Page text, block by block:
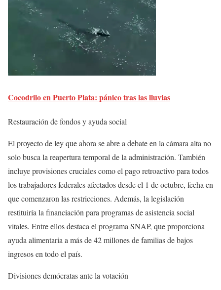
Cocodrilo en Puerto Plata: pánico tras las lluvias
Restauración de fondos y ayuda social
El proyecto de ley que ahora se abre a debate en la cámara alta no
solo busca la reapertura temporal de la administración. También
incluye provisiones cruciales como el pago retroactivo para todos
los trabajadores federales afectados desde el 1 de octubre, fecha en
que comenzaron las restricciones. Además, la legislación
restituiría la financiación para programas de asistencia social
vitales. Entre ellos destaca el programa SNAP, que proporciona
ayuda alimentaria a más de 42 millones de familias de bajos
ingresos en todo el país.
Divisiones demócratas ante la votación